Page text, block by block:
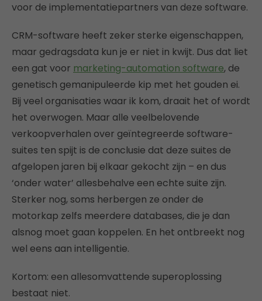
voor de implementatiepartners van deze software.
CRM-software heeft zeker sterke eigenschappen,
maar gedragsdata kun je er niet in kwijt. Dus dat liet
een gat voor marketing-automation software, de
genetisch gemanipuleerde kip met het gouden ei.
Bij veel organisaties waar ik kom, draait het of wordt
het overwogen. Maar alle veelbelovende
verkoopverhalen over geïntegreerde software-
suites ten spijt is de conclusie dat deze suites de
afgelopen jaren bij elkaar gekocht zijn – en dus
‘onder water’ allesbehalve een echte suite zijn.
Sterker nog, soms herbergen ze onder de
motorkap zelfs meerdere databases, die je dan
alsnog moet gaan koppelen. En het ontbreekt nog
wel eens aan intelligentie.
Kortom: een allesomvattende superoplossing
bestaat niet.